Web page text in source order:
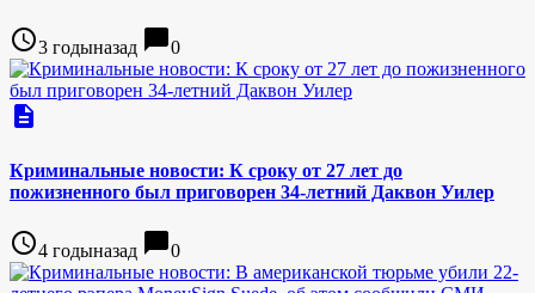
access_time3 годыназад chat_bubble0
description
Криминальные новости: К сроку от 27 лет до
пожизненного был приговорен 34-летний Даквон Уилер
access_time4 годыназад chat_bubble0